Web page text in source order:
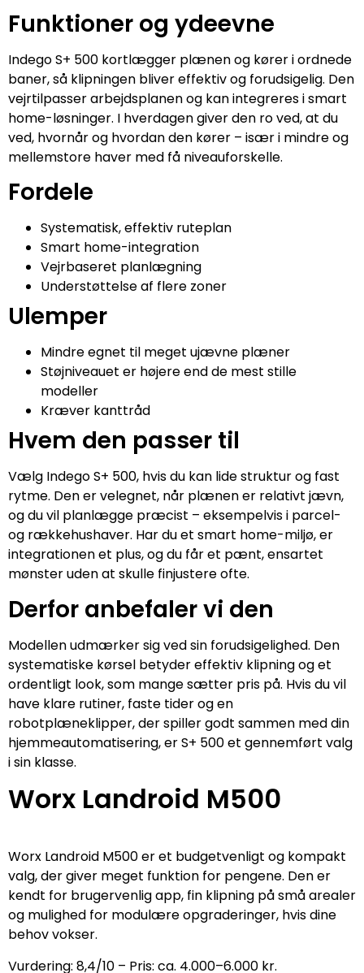
Funktioner og ydeevne
Indego S+ 500 kortlægger plænen og kører i ordnede
baner, så klipningen bliver effektiv og forudsigelig. Den
vejrtilpasser arbejdsplanen og kan integreres i smart
home-løsninger. I hverdagen giver den ro ved, at du
ved, hvornår og hvordan den kører – især i mindre og
mellemstore haver med få niveauforskelle.
Fordele
Systematisk, effektiv ruteplan
Smart home-integration
Vejrbaseret planlægning
Understøttelse af flere zoner
Ulemper
Mindre egnet til meget ujævne plæner
Støjniveauet er højere end de mest stille
modeller
Kræver kanttråd
Hvem den passer til
Vælg Indego S+ 500, hvis du kan lide struktur og fast
rytme. Den er velegnet, når plænen er relativt jævn,
og du vil planlægge præcist – eksempelvis i parcel-
og rækkehushaver. Har du et smart home-miljø, er
integrationen et plus, og du får et pænt, ensartet
mønster uden at skulle finjustere ofte.
Derfor anbefaler vi den
Modellen udmærker sig ved sin forudsigelighed. Den
systematiske kørsel betyder effektiv klipning og et
ordentligt look, som mange sætter pris på. Hvis du vil
have klare rutiner, faste tider og en
robotplæneklipper, der spiller godt sammen med din
hjemmeautomatisering, er S+ 500 et gennemført valg
i sin klasse.
Worx Landroid M500
Worx Landroid M500 er et budgetvenligt og kompakt
valg, der giver meget funktion for pengene. Den er
kendt for brugervenlig app, fin klipning på små arealer
og mulighed for modulære opgraderinger, hvis dine
behov vokser.
Vurdering: 8,4/10 – Pris: ca. 4.000–6.000 kr.